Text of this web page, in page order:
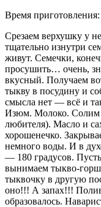
Время
Срезаем верхушку у
тщательно изнутри
живут. Семечки,
просушить… очень,
вкусный. Получаем
тыкву в посудину и
смысла нет — всё и
Изюм. Молоко. Солим
любителя). Масло и
хорошенечко.
немного воды. И в
— 180 градусов.
вынимаем тыкво-
тыквочку в другую
оно!!! А запах!!!
образовалось.